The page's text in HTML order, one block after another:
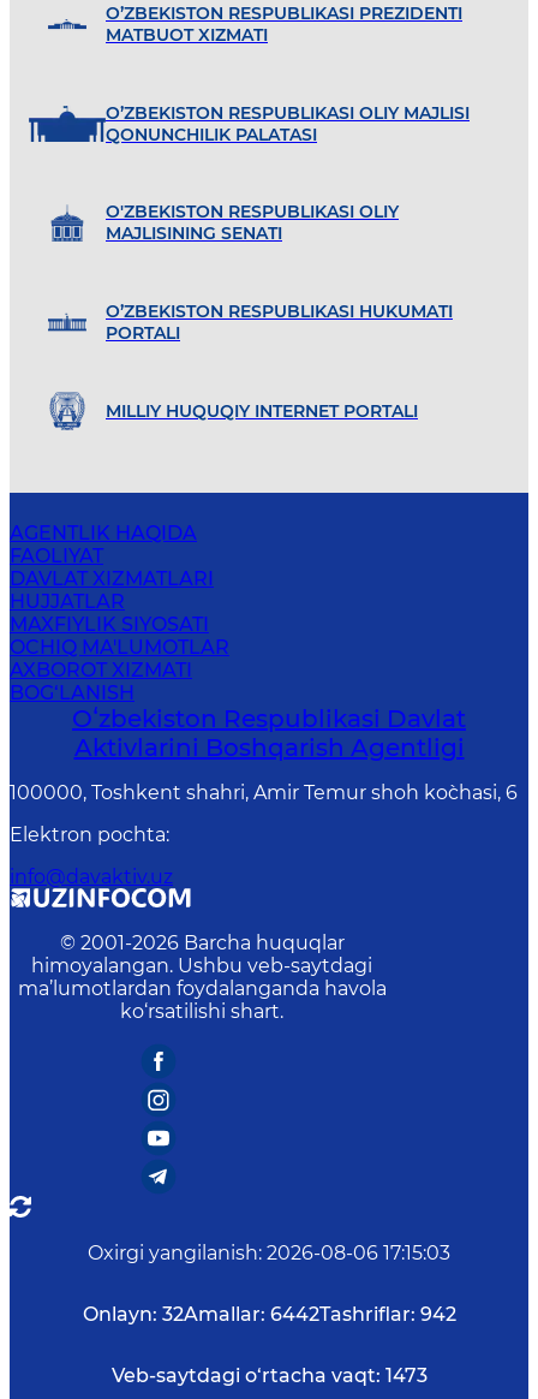
O’ZBEKISTON RESPUBLIKASI PREZIDENTI
MATBUOT XIZMATI
O’ZBEKISTON RESPUBLIKASI OLIY MAJLISI
QONUNCHILIK PALATASI
O'ZBEKISTON RESPUBLIKASI OLIY
MAJLISINING SENATI
O’ZBEKISTON RESPUBLIKASI HUKUMATI
PORTALI
MILLIY HUQUQIY INTERNET PORTALI
AGENTLIK HAQIDA
FAOLIYAT
DAVLAT XIZMATLARI
HUJJATLAR
MAXFIYLIK SIYOSATI
OCHIQ MA'LUMOTLAR
AXBOROT XIZMATI
BOG‘LANISH
Oʻzbekiston Respublikasi Davlat
Aktivlarini Boshqarish Agentligi
100000, Toshkent shahri, Amir Temur shoh ko`chasi, 6
Elektron pochta:
info@davaktiv.uz
© 2001-2026 Barcha huquqlar
himoyalangan. Ushbu veb-saytdagi
ma’lumotlardan foydalanganda havola
ko‘rsatilishi shart.
Oxirgi yangilanish: 2026-08-06 17:15:03
Onlayn: 32Amallar: 6442Tashriflar: 942
Veb-saytdagi o‘rtacha vaqt: 1473